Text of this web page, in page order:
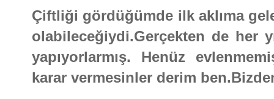
Çiftliği gördüğümde ilk aklıma
olabileceğiydi.Gerçekten de her
yapıyorlarmış. Henüz
karar vermesinler derim